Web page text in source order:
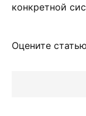
конкретной
Оцените статью